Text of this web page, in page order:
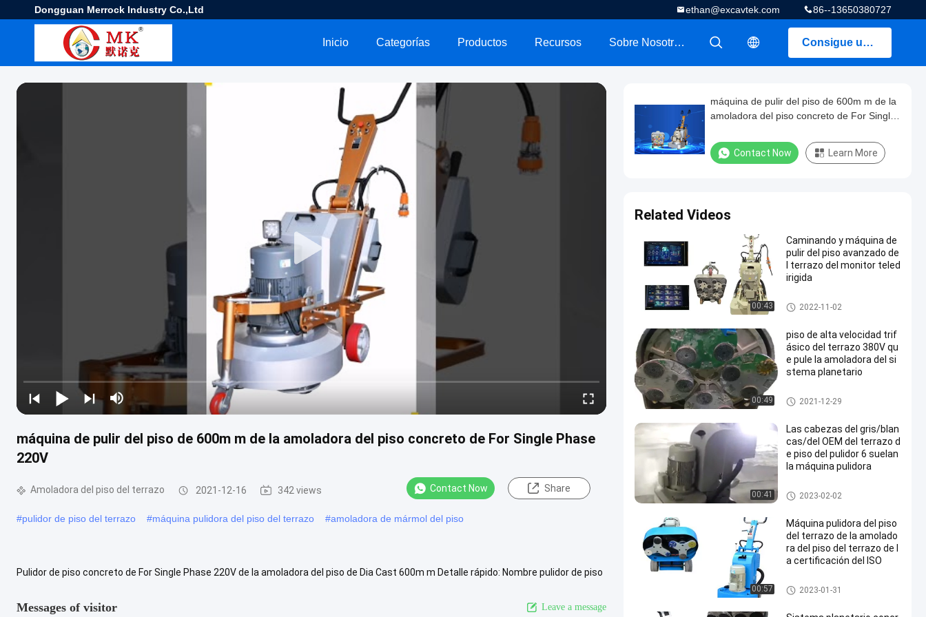
Dongguan Merrock Industry Co.,Ltd 86--13650380727
ethan@excavtek.com
Consigue una cotización
Inicio Categorías Productos Recursos Sobre Nosotros
máquina de pulir del piso de 600m m de la amoladora del piso concreto de For Single Phase
220V
Amoladora del piso del terrazo 2021-12-16 342 views Contact Now Share
#pulidor de piso del terrazo #máquina pulidora del piso del terrazo #amoladora de mármol del piso
Pulidor de piso concreto de For Single Phase 220V de la amoladora del piso de Dia Cast 600m m Detalle rápido: Nombre pulidor de piso
Messages of visitor Leave a message
máquina de pulir del piso de 600m m de la
amoladora del piso concreto de For Single
Contact Now Learn More
Related Videos
00:43
Caminando y máquina de
pulir del piso avanzado de
l terrazo del monitor teled
irigida
Amoladora del piso del terraz
o
2022-11-02
00:49
piso de alta velocidad trif
ásico del terrazo 380V qu
e pule la amoladora del si
stema planetario
Amoladora del piso del terraz
o
2021-12-29
00:41
Las cabezas del gris/blan
cas/del OEM del terrazo d
e piso del pulidor 6 suelan
la máquina pulidora
Amoladora del piso del terraz
o
2023-02-02
00:57
Máquina pulidora del piso
del terrazo de la amolado
ra del piso del terrazo de l
a certificación del ISO
Amoladora del piso del terraz
o
2023-01-31